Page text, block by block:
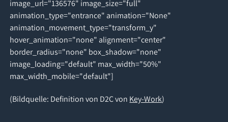
image_url="136576" image_size="full"
animation_type="entrance" animation="None"
animation_movement_type="transform_y"
hover_animation="none" alignment="center"
border_radius="none" box_shadow="none"
image_loading="default" max_width="50%"
max_width_mobile="default"]
(Bildquelle: Definition von D2C von Key-Work)